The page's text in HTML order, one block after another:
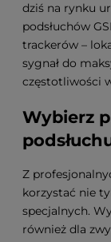
dziś na rynku
podsłuchów
trackerów –
sygnał do
częstotliwości
Wybierz
Z
korzystać nie
specjalnych.
również dla